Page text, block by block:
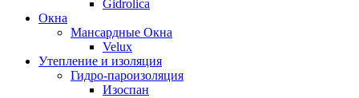
Gidrolica
Окна
Мансардные Окна
Velux
Утепление и изоляция
Гидро-пароизоляция
Изоспан